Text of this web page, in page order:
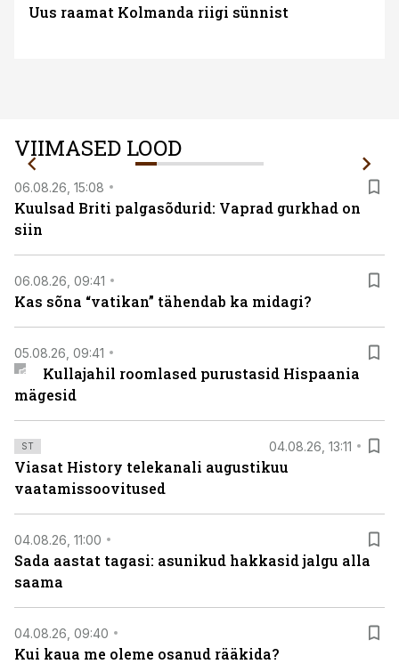
Uus raamat Kolmanda riigi sünnist
VIIMASED LOOD
06.08.26, 15:08
Kuulsad Briti palgasõdurid: Vaprad gurkhad on
siin
06.08.26, 09:41
Kas sõna “vatikan” tähendab ka midagi?
05.08.26, 09:41
Kullajahil roomlased purustasid Hispaania
mägesid
ST 04.08.26, 13:11
Viasat History telekanali augustikuu
vaatamissoovitused
04.08.26, 11:00
Sada aastat tagasi: asunikud hakkasid jalgu alla
saama
04.08.26, 09:40
Kui kaua me oleme osanud rääkida?